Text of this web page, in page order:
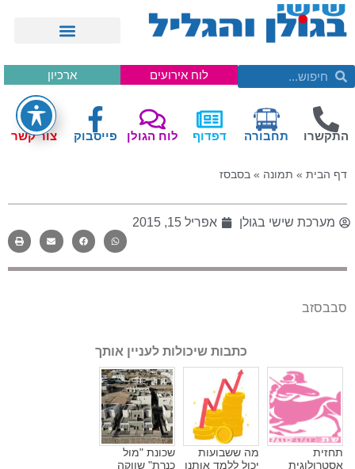
לוח אירועים ארכיון
התקשרו תחבורה דפדוף לוח הגולן פייסבוק צור קשר
דף הבית » תמונה » בסבסז
מערכת שישי בגולן אפריל 15, 2015
סבבסזב
כתבות שיכולות לעניין אותך
תחזית
אסטרולוגית
מה ששבועות
יכול ללמד אותנו
שכונת "מול
כנרת" שווקה